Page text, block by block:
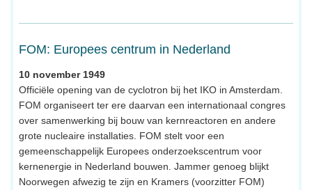
FOM: Europees centrum in Nederland
10 november 1949
Officiële opening van de cyclotron bij het IKO in Amsterdam.
FOM organiseert ter ere daarvan een internationaal congres
over samenwerking bij bouw van kernreactoren en andere
grote nucleaire installaties. FOM stelt voor een
gemeenschappelijk Europees onderzoekscentrum voor
kernenergie in Nederland bouwen. Jammer genoeg blijkt
Noorwegen afwezig te zijn en Kramers (voorzitter FOM)